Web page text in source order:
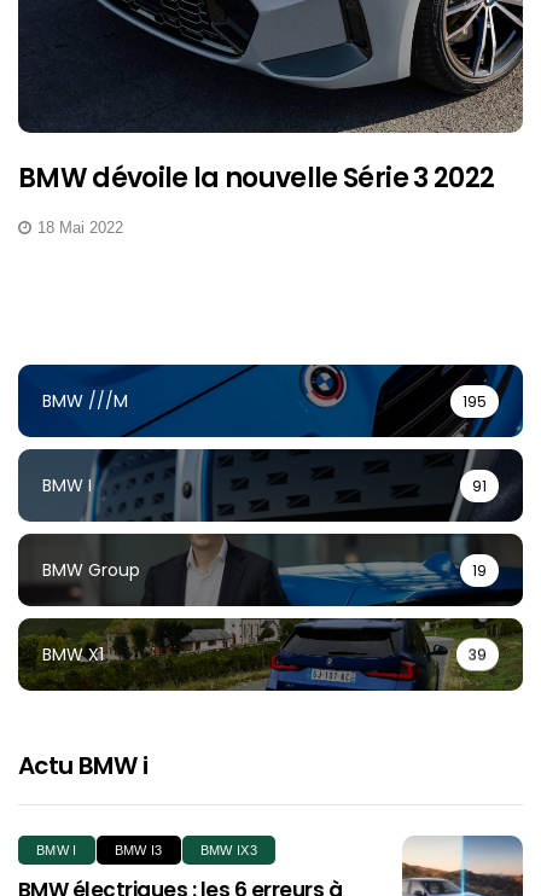
BMW dévoile la nouvelle Série 3 2022
18 Mai 2022
BMW ///M 195
BMW I 91
BMW Group 19
BMW X1 39
Actu BMW i
BMW I BMW I3 BMW IX3
BMW électriques : les 6 erreurs à